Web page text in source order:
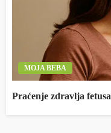
MOJA BEBA
Praćenje zdravlja fetusa